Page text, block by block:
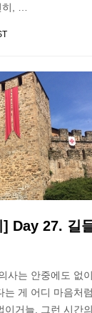
히, …
Day 27. 길
사는 안중에도 없
는 게 어디 마음처
이거늘. 그런 시간